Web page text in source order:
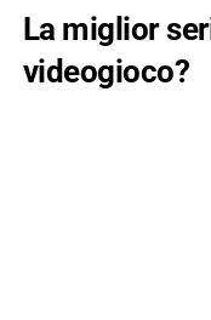
La miglior
videogioco?